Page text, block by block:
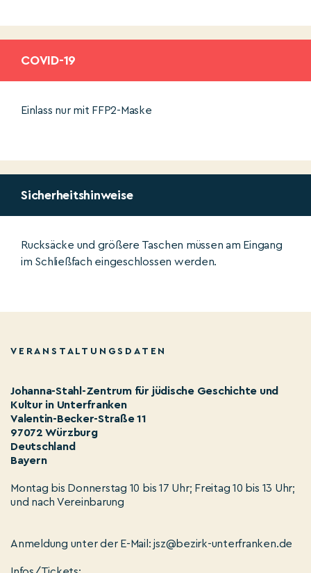
COVID-19
Einlass nur mit FFP2-Maske
Sicherheitshinweise
Rucksäcke und größere Taschen müssen am Eingang
im Schließfach eingeschlossen werden.
VERANSTALTUNGSDATEN
Johanna-Stahl-Zentrum für jüdische Geschichte und
Kultur in Unterfranken
Valentin-Becker-Straße 11
97072 Würzburg
Deutschland
Bayern
Montag bis Donnerstag 10 bis 17 Uhr; Freitag 10 bis 13 Uhr;
und nach Vereinbarung
Anmeldung unter der E-Mail: jsz@bezirk-unterfranken.de